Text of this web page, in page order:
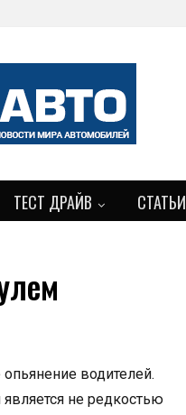
ТЕСТ ДРАЙВ СТАТЬИ
водителей.
не редкостью